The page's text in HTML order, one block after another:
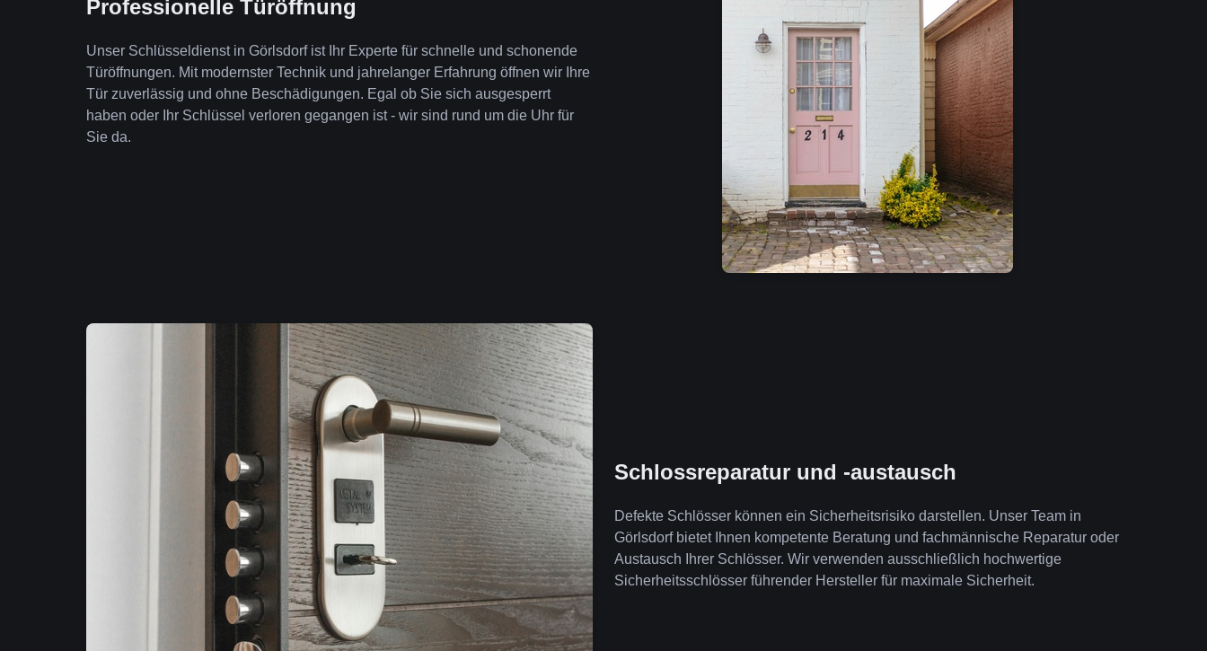
Professionelle Türöffnung
Unser Schlüsseldienst in Görlsdorf ist Ihr Experte für schnelle und schonende
Türöffnungen. Mit modernster Technik und jahrelanger Erfahrung öffnen wir Ihre
Tür zuverlässig und ohne Beschädigungen. Egal ob Sie sich ausgesperrt
haben oder Ihr Schlüssel verloren gegangen ist - wir sind rund um die Uhr für
Sie da.
Schlossreparatur und -austausch
Defekte Schlösser können ein Sicherheitsrisiko darstellen. Unser Team in
Görlsdorf bietet Ihnen kompetente Beratung und fachmännische Reparatur oder
Austausch Ihrer Schlösser. Wir verwenden ausschließlich hochwertige
Sicherheitsschlösser führender Hersteller für maximale Sicherheit.